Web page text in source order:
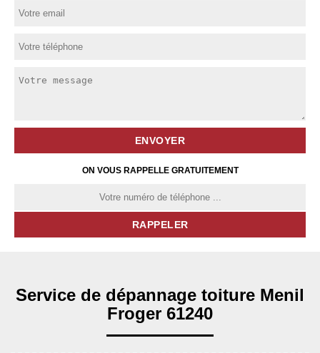
ON VOUS RAPPELLE GRATUITEMENT
Service de dépannage toiture Menil
Froger 61240